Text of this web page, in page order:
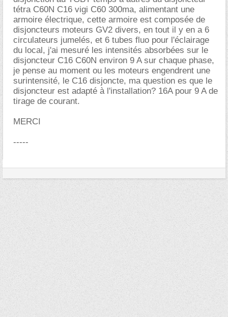
tétra C60N C16 vigi C60 300ma, alimentant une
armoire électrique, cette armoire est composée de
disjoncteurs moteurs GV2 divers, en tout il y en a 6
circulateurs jumelés, et 6 tubes fluo pour l'éclairage
du local, j'ai mesuré les intensités absorbées sur le
disjoncteur C16 C60N environ 9 A sur chaque phase,
je pense au moment ou les moteurs engendrent une
surintensité, le C16 disjoncte, ma question es que le
disjoncteur est adapté à l'installation? 16A pour 9 A de
tirage de courant.
MERCI
-----